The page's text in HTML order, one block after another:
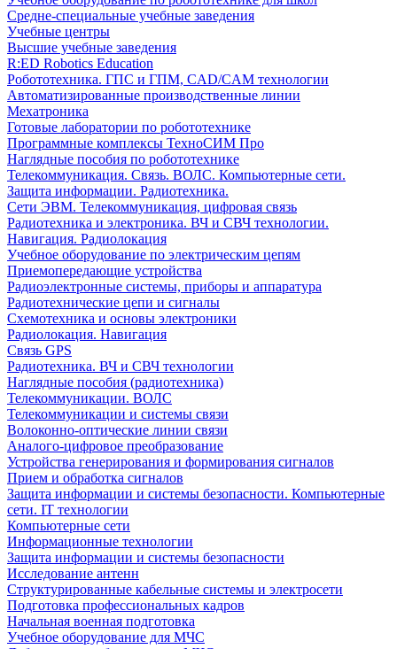
Средне-специальные учебные заведения
Учебные центры
Высшие учебные заведения
R:ED Robotics Education
Робототехника. ГПС и ГПМ, CAD/CAM технологии
Автоматизированные производственные линии
Мехатроника
Готовые лаборатории по робототехнике
Программные комплексы ТехноСИМ Про
Наглядные пособия по робототехнике
Телекоммуникация. Связь. ВОЛС. Компьютерные сети.
Защита информации. Радиотехника.
Сети ЭВМ. Телекоммуникация, цифровая связь
Радиотехника и электроника. ВЧ и СВЧ технологии.
Навигация. Радиолокация
Учебное оборудование по электрическим цепям
Приемопередающие устройства
Радиоэлектронные системы, приборы и аппаратура
Радиотехнические цепи и сигналы
Схемотехника и основы электроники
Радиолокация. Навигация
Связь GPS
Радиотехника. ВЧ и СВЧ технологии
Наглядные пособия (радиотехника)
Телекоммуникации. ВОЛС
Телекоммуникации и системы связи
Волоконно-оптические линии связи
Аналого-цифровое преобразование
Устройства генерирования и формирования сигналов
Прием и обработка сигналов
Защита информации и системы безопасности. Компьютерные
сети. IT технологии
Компьютерные сети
Информационные технологии
Защита информации и системы безопасности
Исследование антенн
Структурированные кабельные системы и электросети
Подготовка профессиональных кадров
Начальная военная подготовка
Учебное оборудование для МЧС